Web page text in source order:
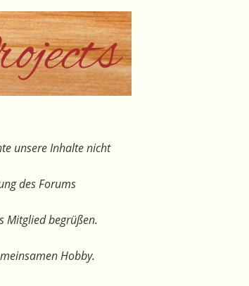
unsere Inhalte nicht
des Forums
Mitglied begrüßen.
Hobby.